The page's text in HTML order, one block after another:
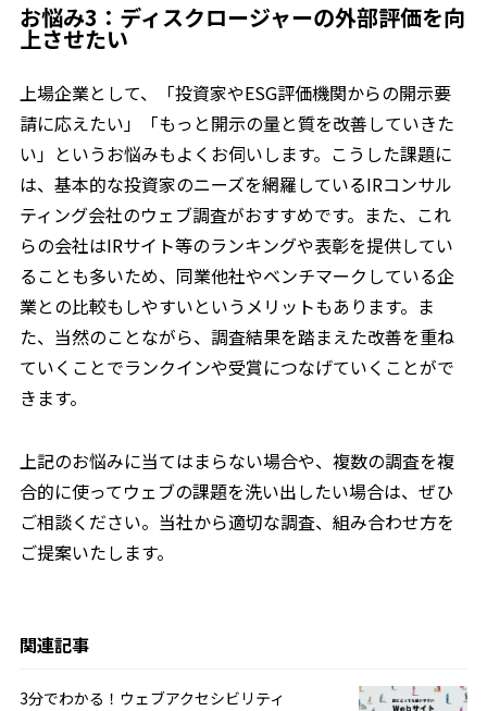
お悩み3：ディスクロージャーの外部評価を向
上させたい
上場企業として、「投資家やESG評価機関からの開示要
請に応えたい」「もっと開示の量と質を改善していきた
い」というお悩みもよくお伺いします。こうした課題に
は、基本的な投資家のニーズを網羅しているIRコンサル
ティング会社のウェブ調査がおすすめです。また、これ
らの会社はIRサイト等のランキングや表彰を提供してい
ることも多いため、同業他社やベンチマークしている企
業との比較もしやすいというメリットもあります。ま
た、当然のことながら、調査結果を踏まえた改善を重ね
ていくことでランクインや受賞につなげていくことがで
きます。
上記のお悩みに当てはまらない場合や、複数の調査を複
合的に使ってウェブの課題を洗い出したい場合は、ぜひ
ご相談ください。当社から適切な調査、組み合わせ方を
ご提案いたします。
関連記事
3分でわかる！ウェブアクセシビリティ